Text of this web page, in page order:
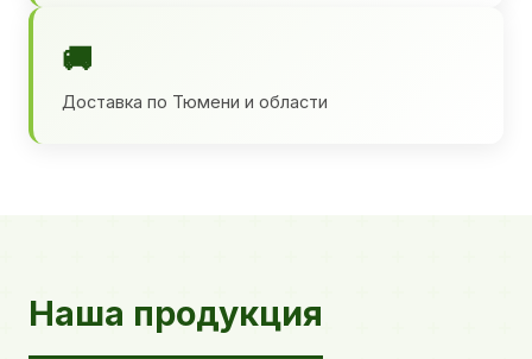
🚚
Доставка по Тюмени и области
Наша продукция